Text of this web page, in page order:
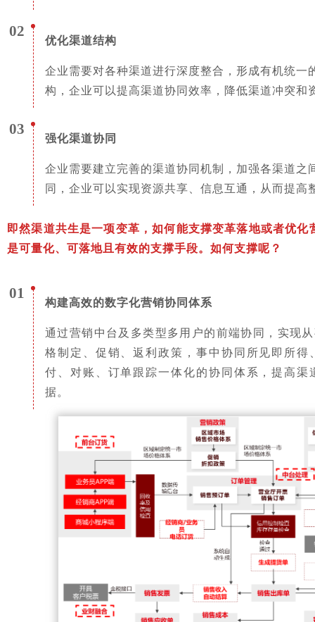
02
优化渠道结构
企业需要对各种渠道进行深度整合，形成有机统一
构，企业可以提高渠道协同效率，降低渠道冲突和
03
强化渠道协同
企业需要建立完善的渠道协同机制，加强各渠道之
同，企业可以实现资源共享、信息互通，从而提高
即然渠道共生是一项变革，如何能支撑变革落地或者优
是可量化、可落地且有效的支撑手段。如何支撑呢？
01
构建高效的数字化营销协同体系
通过营销中台及多类型多用户的前端协同，实现
格制定、促销、返利政策，事中协同所见即所
付、对账、订单跟踪一体化的协同体系，提高
据。